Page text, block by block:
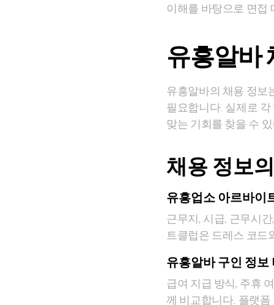
이해를 바탕으로 면접
유흥알바
유흥알바의 채용 정보
필요합니다. 실제로
맞는 기회를 찾을 수
채용 정보
유흥업소 아르바이
근무지, 시급, 근무시
트클럽은 드레스 코드
유흥알바 구인 정보
급여 지급 방식, 주휴
께 비교합니다. 플랫